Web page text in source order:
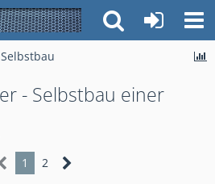
- Selbstbau einer
1
2